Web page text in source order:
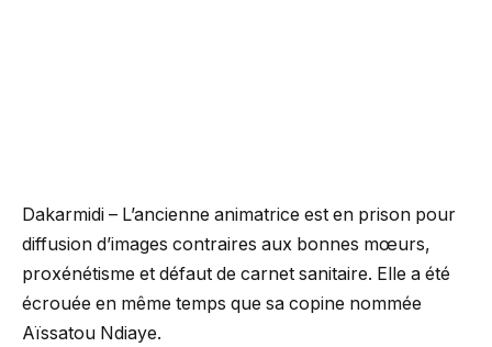
Dakarmidi – L’ancienne animatrice est en prison pour
diffusion d’images contraires aux bonnes mœurs,
proxénétisme et défaut de carnet sanitaire. Elle a été
écrouée en même temps que sa copine nommée
Aïssatou Ndiaye.